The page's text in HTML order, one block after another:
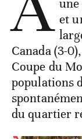
et
Canada (3-
Coupe du
populations
du quartier